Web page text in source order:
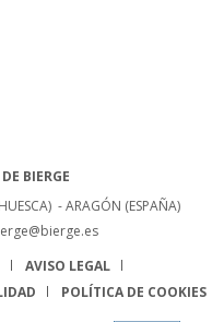
BIERGE
- ARAGÓN (ESPAÑA)
AVISO LEGAL
POLÍTICA DE COOKIES